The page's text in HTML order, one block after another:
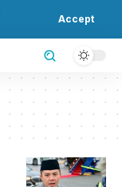
Accept